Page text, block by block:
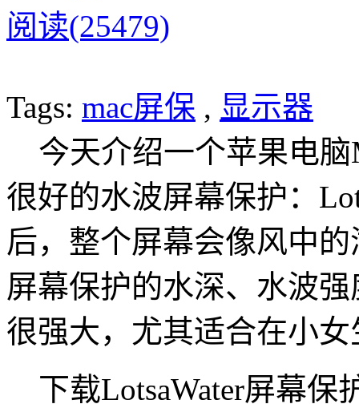
阅读(25479)
Tags: mac屏保 , 显示器
今天介绍一个苹果电脑
很好的水波屏幕保护：
后，整个屏幕会像风中
屏幕保护的水深、水波
很强大，尤其适合在小
下载LotsaWater屏幕保